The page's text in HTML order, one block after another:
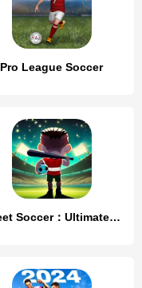
Pro League Soccer
Street Soccer：Ultimate Fight